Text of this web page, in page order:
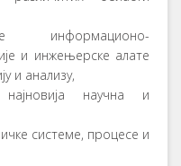
информационо-
и инжењерске алате
и анализу,
научна и
системе, процесе и